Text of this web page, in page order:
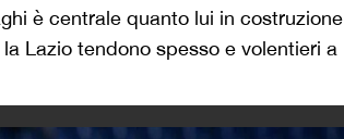
è centrale quanto lui in costruzione
Lazio tendono spesso e volentieri a